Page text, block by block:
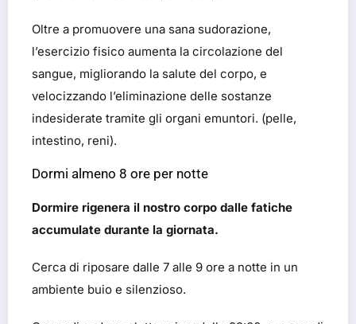
Oltre a promuovere una sana sudorazione,
l’esercizio fisico aumenta la circolazione del
sangue, migliorando la salute del corpo, e
velocizzando l’eliminazione delle sostanze
indesiderate tramite gli organi emuntori. (pelle,
intestino, reni).
Dormi almeno 8 ore per notte
Dormire rigenera il nostro corpo dalle fatiche
accumulate durante la giornata.
Cerca di riposare dalle 7 alle 9 ore a notte in un
ambiente buio e silenzioso.